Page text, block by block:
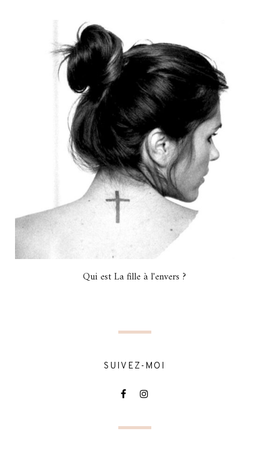
Qui est La fille à l'envers ?
SUIVEZ-MOI